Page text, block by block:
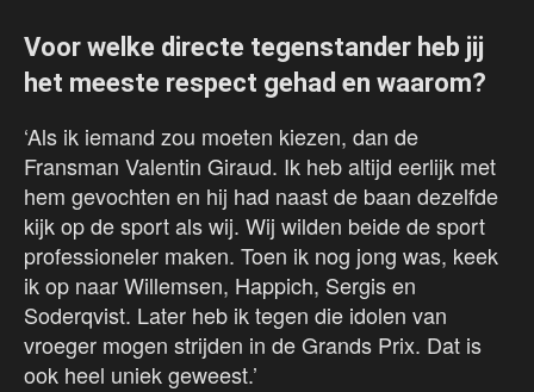
Voor welke directe tegenstander heb jij
het meeste respect gehad en waarom?
‘Als ik iemand zou moeten kiezen, dan de
Fransman Valentin Giraud. Ik heb altijd eerlijk met
hem gevochten en hij had naast de baan dezelfde
kijk op de sport als wij. Wij wilden beide de sport
professioneler maken. Toen ik nog jong was, keek
ik op naar Willemsen, Happich, Sergis en
Soderqvist. Later heb ik tegen die idolen van
vroeger mogen strijden in de Grands Prix. Dat is
ook heel uniek geweest.’